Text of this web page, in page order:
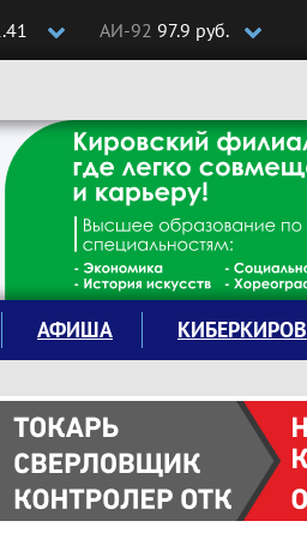
АИ-92 97.9 руб.
АФИША КИБЕРКИРОВ